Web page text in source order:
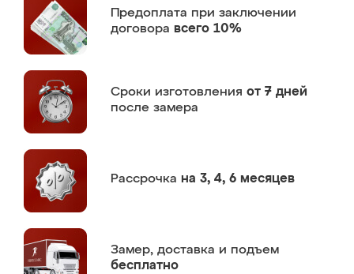
Предоплата при заключении
договора всего 10%
Сроки изготовления от 7 дней
после замера
Рассрочка на 3, 4, 6 месяцев
Замер, доставка и подъем
бесплатно